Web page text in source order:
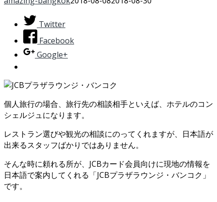
Twitter
Facebook
Google+
個人旅行の場合、旅行先の相談相手といえば、ホテルのコン
シェルジュになります。
レストラン選びや観光の相談にのってくれますが、日本語が
出来るスタッフばかりではありません。
そんな時に頼れる所が、JCBカード会員向けに現地の情報を
日本語で案内してくれる「JCBプラザラウンジ・バンコク」
です。